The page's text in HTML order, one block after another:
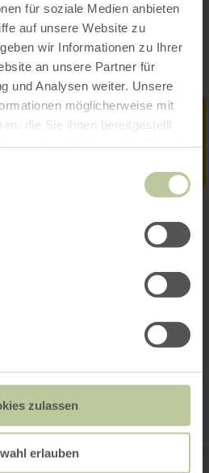
für soziale Medien anbieten
auf unsere Website zu
wir Informationen zu Ihrer
an unsere Partner für
und Analysen weiter. Unsere
möglicherweise mit
die Sie ihnen bereitgestellt
zulassen
erlauben